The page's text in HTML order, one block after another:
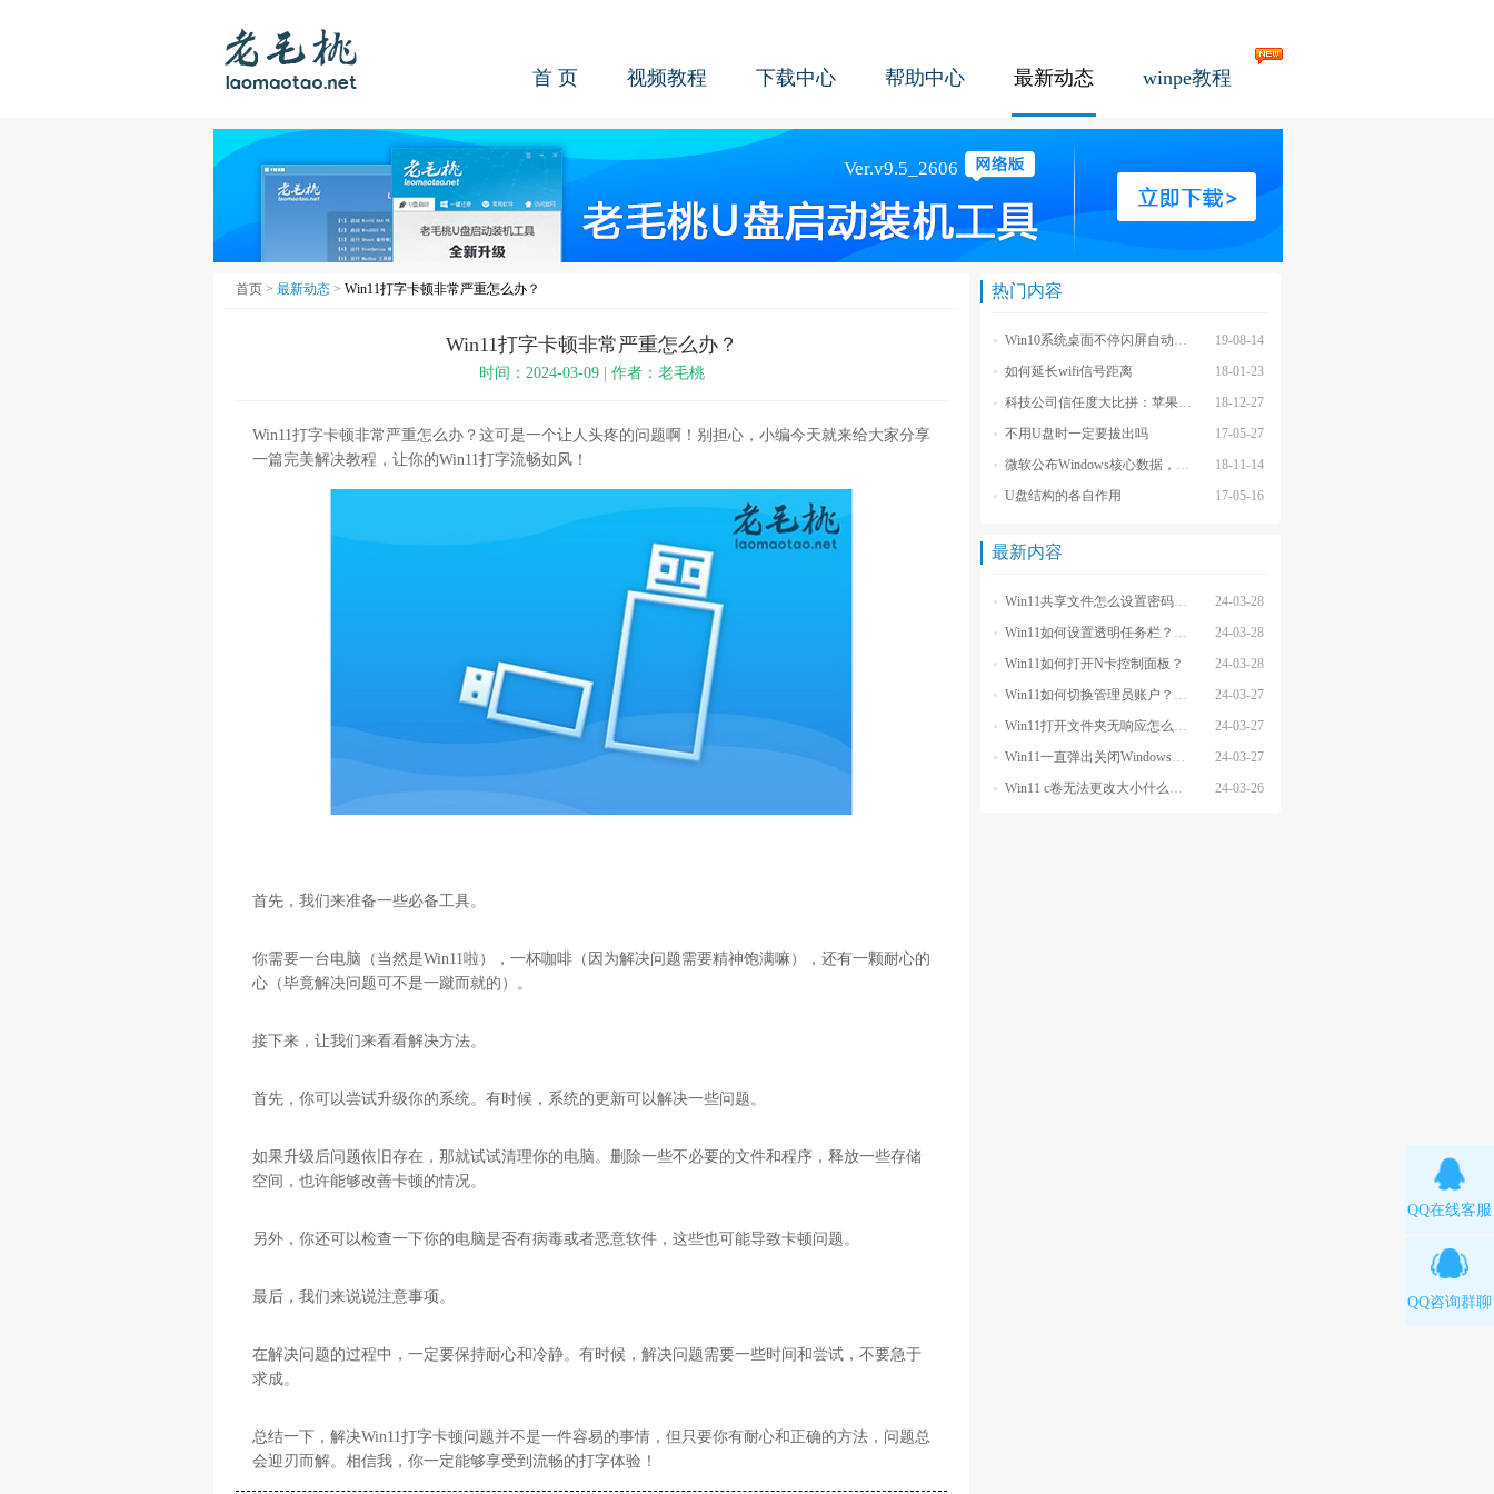
首 页 视频教程 下载中心 帮助中心 最新动态 winpe教程
首页 > 最新动态 > Win11打字卡顿非常严重怎么办？
Win11打字卡顿非常严重怎么办？
时间：2024-03-09 | 作者：老毛桃
Win11打字卡顿非常严重怎么办？这可是一个让人头疼的问题啊！别担心，小编今天就来给大家分享
一篇完美解决教程，让你的Win11打字流畅如风！
首先，我们来准备一些必备工具。
你需要一台电脑（当然是Win11啦），一杯咖啡（因为解决问题需要精神饱满嘛），还有一颗耐心的
心（毕竟解决问题可不是一蹴而就的）。
接下来，让我们来看看解决方法。
首先，你可以尝试升级你的系统。有时候，系统的更新可以解决一些问题。
如果升级后问题依旧存在，那就试试清理你的电脑。删除一些不必要的文件和程序，释放一些存储
空间，也许能够改善卡顿的情况。
另外，你还可以检查一下你的电脑是否有病毒或者恶意软件，这些也可能导致卡顿问题。
最后，我们来说说注意事项。
在解决问题的过程中，一定要保持耐心和冷静。有时候，解决问题需要一些时间和尝试，不要急于
求成。
总结一下，解决Win11打字卡顿问题并不是一件容易的事情，但只要你有耐心和正确的方法，问题总
会迎刃而解。相信我，你一定能够享受到流畅的打字体验！
热门内容
19-08-14
Win10系统桌面不停闪屏自动刷新的解决方法
18-01-23
如何延长wifi信号距离
18-12-27
科技公司信任度大比拼：苹果上榜最不受信任前茅
17-05-27
不用U盘时一定要拔出吗
18-11-14
微软公布Windows核心数据，应用数量iOS和安卓遥不可及
17-05-16
U盘结构的各自作用
最新内容
24-03-28
Win11共享文件怎么设置密码和权限？
24-03-28
Win11如何设置透明任务栏？Win11设置透明任务栏的方法
24-03-28
Win11如何打开N卡控制面板？
24-03-27
Win11如何切换管理员账户？Win11切换管理员账户的方法
24-03-27
Win11打开文件夹无响应怎么办？
24-03-27
Win11一直弹出关闭Windows窗口怎么解决？
24-03-26
Win11 c卷无法更改大小什么原因？
QQ在线客服
QQ咨询群聊